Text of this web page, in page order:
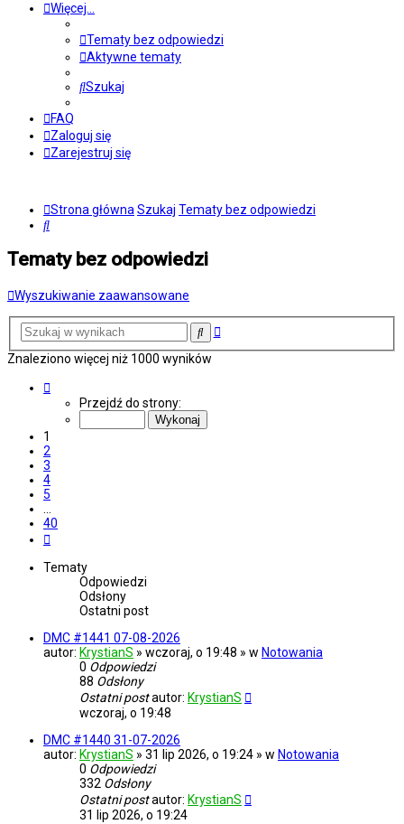
Więcej…
Tematy bez odpowiedzi
Aktywne tematy
Szukaj
FAQ
Zaloguj się
Zarejestruj się
Strona główna Szukaj Tematy bez odpowiedzi
Szukaj
Tematy bez odpowiedzi
Wyszukiwanie zaawansowane
SzukajWyszukiwanie
Znaleziono więcej niż 1000 wyników
Przejdź do strony:
1
2
3
4
5
…
40
Tematy
Odpowiedzi
Odsłony
Ostatni post
DMC #1441 07-08-2026
autor: KrystianS » wczoraj, o 19:48 » w Notowania
0 Odpowiedzi
88 Odsłony
Ostatni postautor: KrystianS
wczoraj, o 19:48
DMC #1440 31-07-2026
autor: KrystianS » 31 lip 2026, o 19:24 » w Notowania
0 Odpowiedzi
332 Odsłony
Ostatni postautor: KrystianS
31 lip 2026, o 19:24